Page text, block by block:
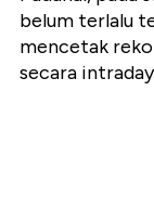
belum terlalu
mencetak
secara